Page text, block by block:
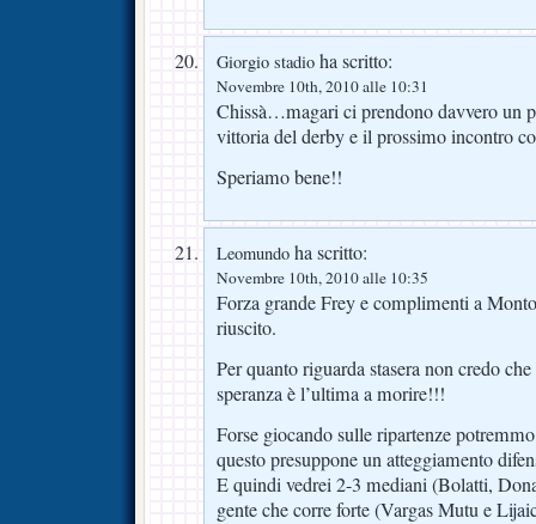
Giorgio stadio ha scritto:
Novembre 10th, 2010 alle 10:31
Chissà…magari ci prendono davvero un
vittoria del derby e il prossimo incontro
Speriamo bene!!
Leomundo ha scritto:
Novembre 10th, 2010 alle 10:35
Forza grande Frey e complimenti a
riuscito.
Per quanto riguarda stasera non credo
speranza è l’ultima a morire!!!
Forse giocando sulle ripartenze
questo presuppone un atteggiamento
E quindi vedrei 2-3 mediani (Bolatti,
gente che corre forte (Vargas Mutu e